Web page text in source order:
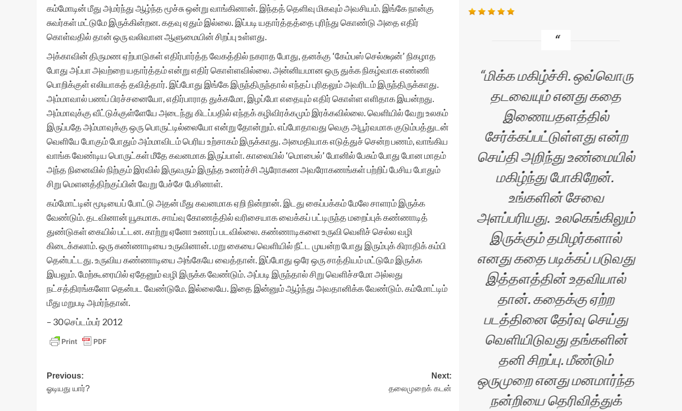
கம்மோடின் மீது அமர்ந்து ஆழ்ந்த மூச்சு ஒன்று வாங்கினான். இந்தத் தெளிவு மிகவும் அவசியம். இங்கே நான்கு
சுவர்கள் மட்டுமே இருக்கின்றன. கதவு ஏதும் இல்லை. இப்படி யதார்த்தத்தை புரிந்து கொண்டு அதை எதிர்
கொள்வதில் தான் ஒரு வலிவான ஆளுமையின் சிறப்பு உள்ளது.
அக்காவின் திருமண ஏற்பாடுகள் எதிர்பார்த்த வேகத்தில் நகராத போது, தனக்கு ‘கேம்பஸ் செல்க்ஷன்’ நிகழாத
போது அப்பா அவற்றை யதார்த்தம் என்று எதிர் கொள்ளவில்லை. அன்னியமான ஒரு துக்க நிகழ்வாக எண்ணி
பொறிக்குள் எலியாகத் தவித்தார். இப்போது இங்கே இருந்திருந்தால் எந்தப் புரிதலும் அவரிடம் இருந்திருக்காது.
அம்மாவால் பணப் பிரச்சனையோ, எதிர்பாராத துக்கமோ, இழப்போ எதையும் எதிர் கொள்ள எளிதாக இயன்றது.
அம்மாவுக்கு வீட்டுக்குள்ளேயே அடைந்து கிடப்பதில் எந்தக் கழிவிரக்கமும் இரக்கவில்லை. வெளியில் வேறு உலகம்
இருப்பதே அம்மாவுக்கு ஒரு பொருட்டில்லையோ என்று தோன்றும். எப்போதாவது வெகு அபூர்வமாக குடும்பத்துடன்
வெளியே போகும் போதும் அம்மாவிடம் பெரிய உற்சாகம் இருக்காது. அமைதியாக எடுத்துச் சென்ற பணம், வாங்கிய
வாங்க வேண்டிய பொருட்கள் மீதே கவனமாக இருப்பாள். காலையில் ‘மொபைல்’ போனில் பேசும் போது போன மாதம்
அந்த நினைவில் நிற்கும் இரவில் இருவரும் இருந்த உணர்ச்சி ஆரோகண அவரோகணங்கள் பற்றிப் பேசிய போதும்
சிறு மெளனத்திற்குப்பின் வேறு பேச்சே பேசினாள்.
கம்மோட்டின் மூடியைப் போட்டு அதன் மீது கவனமாக ஏறி நின்றான். இடது கைப்பக்கம் மேலே சாளரம் இருக்க
வேண்டும். தடவினான் யூகமாக. சாய்வு கோணத்தில் வரிசையாக வைக்கப் பட்டிருந்த மறைப்புக் கண்ணாடித்
துண்டுகள் கையில் பட்டன. காற்று ஏனோ உணரப் படவில்லை. கண்ணாடிகளை உருவி வெளிச் செல்ல வழி
கிடைக்கலாம். ஒரு கண்ணாடியை உருவினான். மறு கையை வெளியில் நீட்ட முயன்ற போது இரும்புக் கிராதிக் கம்பி
தென்பட்டது. உருவிய கண்ணாடியை அங்கேயே வைத்தான். இப்போது ஒரே ஒரு சாத்தியம் மட்டுமே இருக்க
இயலும். மேற்கூரையில் ஏதேனும் வழி இருக்க வேண்டும். அப்படி இருந்தால் சிறு வெளிச்சமோ அல்லது
நட்சத்திரங்களோ தென்பட வேண்டுமே. இல்லையே. இதை இன்னும் ஆழ்ந்து அவதானிக்க வேண்டும். கம்மோட்டிம்
மீது மறுபடி அமர்ந்தான்.
– 30 செப்டம்பர் 2012
Post
navigation
Previous:
ஓடியது யார்?
Next:
தலைமுறைக் கடன்
சிறுகதைகள் மிக
அருமையான தளமாக
உள்ளது. கமல்ஹாசனின்
சிறுகதையை
இத்தளத்தில்தான்
வாசித்தேன். பகிர்விற்கு
நன்றி.
சித்திரவீதிக்காரன்
மிக்க மகிழ்ச்சி. ஒவ்வொரு
தடவையும் எனது கதை
இணையதளத்தில்
சேர்க்கப்பட்டுள்ளது என்ற
செய்தி அறிந்து உண்மையில்
மகிழ்ந்து போகிறேன்.
உங்களின் சேவை
அளப்பரியது. உலகெங்கிலும்
இருக்கும் தமிழர்களால்
எனது கதை படிக்கப் படுவது
இத்தளத்தின் உதவியால்
தான். கதைக்கு ஏற்ற
படத்தினை தேர்வு செய்து
வெளியிடுவது தங்களின்
தனி சிறப்பு. மீண்டும்
ஒருமுறை எனது மனமார்ந்த
நன்றியை தெரிவித்துக்